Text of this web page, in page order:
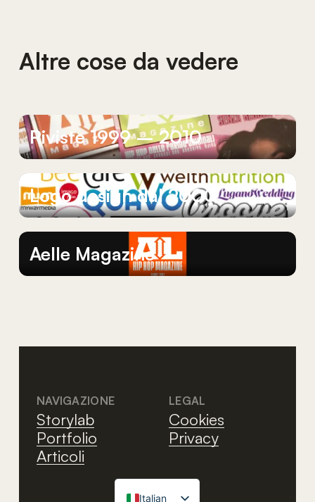
Altre cose da vedere
Riviste 1999 – 2010
Logo design dal 2000
Aelle Magazine
NAVIGAZIONE
Storylab
Portfolio
Articoli
LEGAL
Cookies
Privacy
Italian